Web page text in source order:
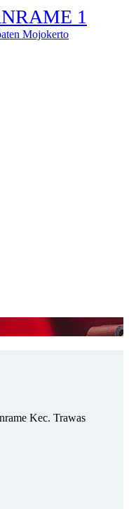
1
Mojokerto
Kec. Trawas